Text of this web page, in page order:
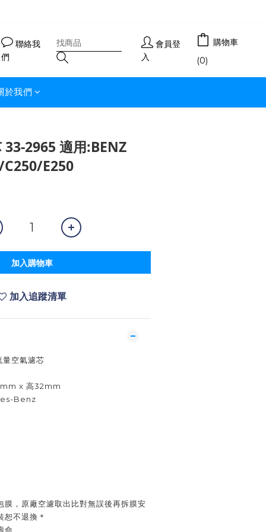
聯絡我
們
會員登
入
購物車
(0)
於我們
2965 適用:BENZ
E250
加入購物車
加入追蹤清單
空氣濾芯
x 高32mm
Benz
膜，原廠空濾取出比對無誤後再拆膜安
恕不退換＊
命